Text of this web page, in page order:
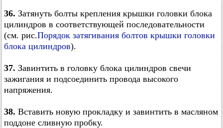
36. Затянуть болты крепления крышки головки блока
цилиндров в соответствующей последовательности
(см. рис.Порядок затягивания болтов крышки головки
блока цилиндров).
37. Завинтить в головку блока цилиндров свечи
зажигания и подсоединить провода высокого
напряжения.
38. Вставить новую прокладку и завинтить в масляном
поддоне сливную пробку.